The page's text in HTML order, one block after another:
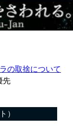
ラの取捨について
先
）